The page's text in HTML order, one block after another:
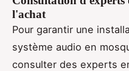
l'achat
Pour garantir une
système audio en
consulter des experts